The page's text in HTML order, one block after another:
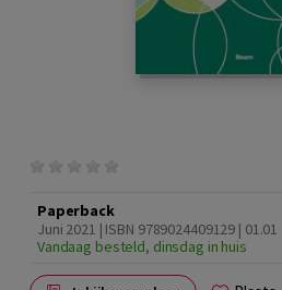
Paperback
Juni 2021 | ISBN 9789024409129 | 01.01
Vandaag besteld, dinsdag in huis